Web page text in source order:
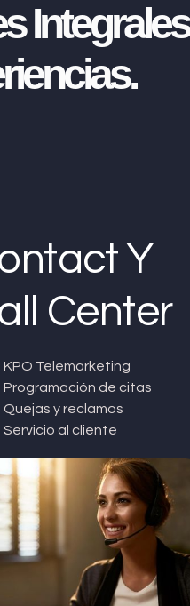
Integrales
Y
Center
KPO Telemarketing
Programación de citas
Quejas y reclamos
Servicio al cliente